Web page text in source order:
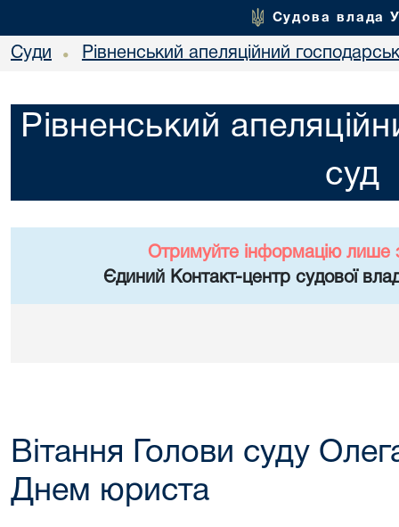
Судова влада
Суди • Рівненський апеляційний
Рівненський
суд
Отримуйте інформацію лише
Єдиний Контакт-центр судової
Вітання Голови суду
Днем юриста